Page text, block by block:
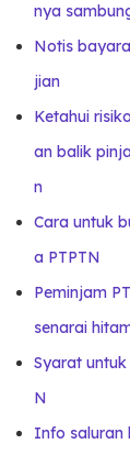
nya
Notis
jian
Ketahui
an balik
n
Cara untuk
a PTPTN
Peminjam
senarai
Syarat
N
Info saluran